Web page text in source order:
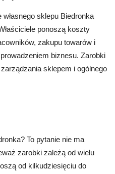
sklepu Biedronka
ponoszą koszty
zakupu towarów i
biznesu. Zarobki
sklepem i ogólnego
To pytanie nie ma
zarobki zależą od wielu
od kilkudziesięciu do